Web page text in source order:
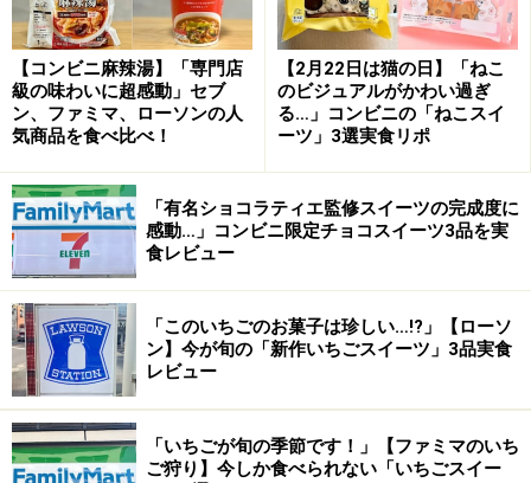
濃厚な栗の風味に支配される！
ベイクドマロン生地はパサつきのない、しっとりとした食感
ベイクドマロン生地は、栗きんとんにも似たほっくりと
した食感と味わい。口どけのスピードがゆっくりなの
で、栗の風味がじわじわと口の中に広がり、余韻を長く
楽しめます。
【コンビニ麻辣湯】「専門店
級の味わいに超感動」セブ
ン、ファミマ、ローソンの人
気商品を食べ比べ！
【2月22日は猫の日】「ねこ
のビジュアルがかわい過ぎ
る…」コンビニの「ねこスイ
ーツ」3選実食リポ
「有名ショコラティエ監修スイーツの完成度に
感動…」コンビニ限定チョコスイーツ3品を実
食レビュー
「このいちごのお菓子は珍しい…!?」【ローソ
ン】今が旬の「新作いちごスイーツ」3品実食
レビュー
「いちごが旬の季節です！」【ファミマのいち
ご狩り】今しか食べられない「いちごスイー